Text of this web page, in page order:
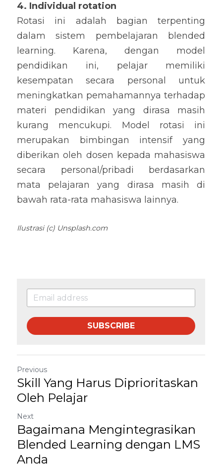
4. Individual rotation
Rotasi ini adalah bagian terpenting
dalam sistem pembelajaran blended
learning. Karena, dengan model
pendidikan ini, pelajar memiliki
kesempatan secara personal untuk
meningkatkan pemahamannya terhadap
materi pendidikan yang dirasa masih
kurang mencukupi. Model rotasi ini
merupakan bimbingan intensif yang
diberikan oleh dosen kepada mahasiswa
secara personal/pribadi berdasarkan
mata pelajaran yang dirasa masih di
bawah rata-rata mahasiswa lainnya.
Ilustrasi (c) Unsplash.com
SUBSCRIBE
Previous
Skill Yang Harus Diprioritaskan
Oleh Pelajar
Next
Bagaimana Mengintegrasikan
Blended Learning dengan LMS
Anda